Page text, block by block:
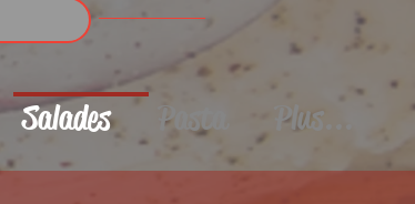
Salades Pasta Plus...